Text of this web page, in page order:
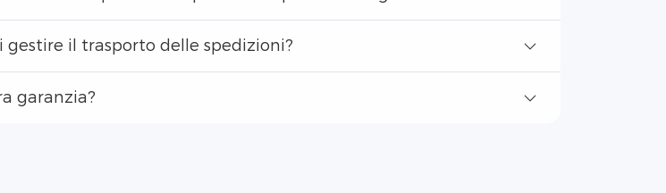
gestire il trasporto delle spedizioni?
garanzia?